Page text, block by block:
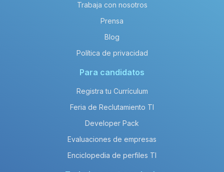
Trabaja con nosotros
Prensa
Blog
Política de privacidad
Para candidatos
Registra tu Currículum
Feria de Reclutamiento TI
Developer Pack
Evaluaciones de empresas
Enciclopedia de perfiles TI